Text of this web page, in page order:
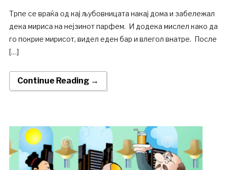
Трпе се враќа од кај љубовницата накај дома и забележал
дека мириса на нејзинот парфем. И додека мислел како да
го покрие мирисот, видел еден бар и влегол внатре. После
[…]
Continue Reading →